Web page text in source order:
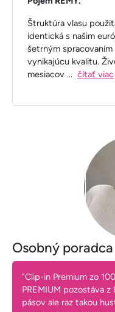
Štruktúra vlasu
identická s našim
šetrným
vynikajúcu kvalitu.
mesiacov ... čítať viac
Osobný
"Clip-in Premium zo
PREMIUM pozostáva z
pásov ale raz takou